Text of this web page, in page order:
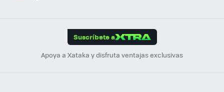
Suscríbete a
Apoya a Xataka y disfruta ventajas exclusivas